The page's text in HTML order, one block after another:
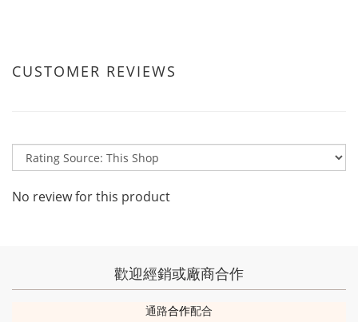
CUSTOMER REVIEWS
No review for this product
歡迎經銷或廠商合作
通路合作配合